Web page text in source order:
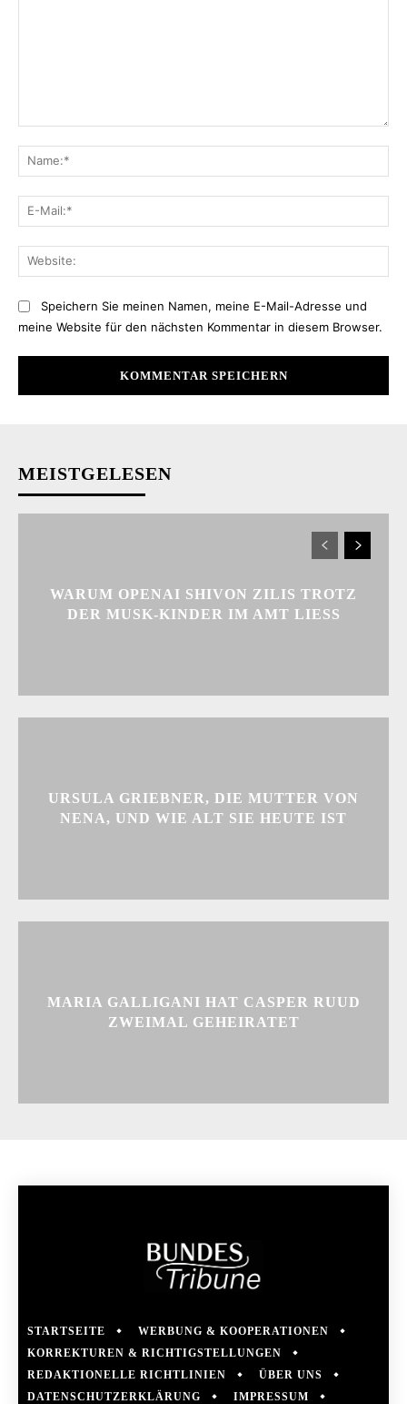
Speichern Sie meinen Namen, meine E-Mail-Adresse und
meine Website für den nächsten Kommentar in diesem Browser.
MEISTGELESEN
WARUM OPENAI SHIVON ZILIS TROTZ
DER MUSK-KINDER IM AMT LIESS
URSULA GRIEBNER, DIE MUTTER VON
NENA, UND WIE ALT SIE HEUTE IST
MARIA GALLIGANI HAT CASPER RUUD
ZWEIMAL GEHEIRATET
STARTSEITE
WERBUNG & KOOPERATIONEN
KORREKTUREN & RICHTIGSTELLUNGEN
REDAKTIONELLE RICHTLINIEN
ÜBER UNS
DATENSCHUTZERKLÄRUNG
IMPRESSUM